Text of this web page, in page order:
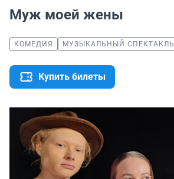
Муж моей жены
КОМЕДИЯ МУЗЫКАЛЬНЫЙ СПЕКТАКЛЬ
Купить билеты